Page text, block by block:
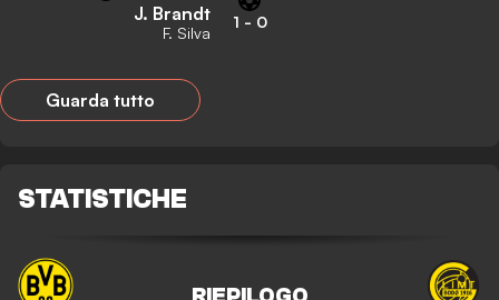
J. Brandt
F. Silva
1 - 0
Guarda tutto
STATISTICHE